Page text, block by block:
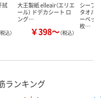
拭
税込）
大王製紙 elleair（エリエ
ール） ドデカシート ロ
ング…
￥398～（税込）
シーブ
タオル
ーベッ
枚…
ランキング